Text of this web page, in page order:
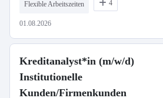
Flexible Arbeitszeiten 4
01.08.2026
Kreditanalyst*in (m/w/d)
Institutionelle
Kunden/Firmenkunden